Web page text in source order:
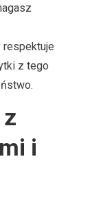
respektuje
z tego
i